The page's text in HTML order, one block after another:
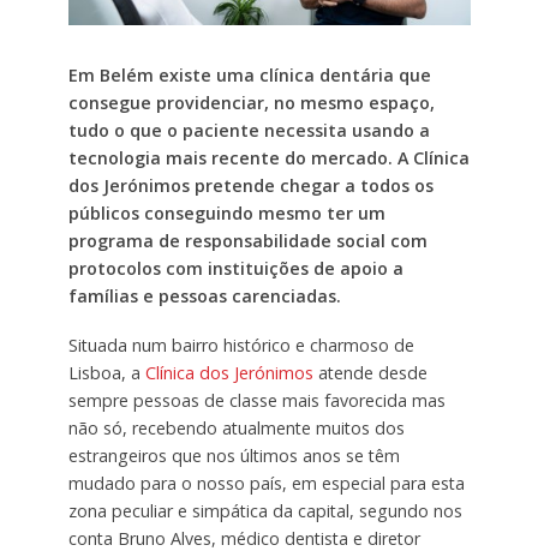
Em Belém existe uma clínica dentária que
consegue providenciar, no mesmo espaço,
tudo o que o paciente necessita usando a
tecnologia mais recente do mercado. A Clínica
dos Jerónimos pretende chegar a todos os
públicos conseguindo mesmo ter um
programa de responsabilidade social com
protocolos com instituições de apoio a
famílias e pessoas carenciadas.
Situada num bairro histórico e charmoso de
Lisboa, a Clínica dos Jerónimos atende desde
sempre pessoas de classe mais favorecida mas
não só, recebendo atualmente muitos dos
estrangeiros que nos últimos anos se têm
mudado para o nosso país, em especial para esta
zona peculiar e simpática da capital, segundo nos
conta Bruno Alves, médico dentista e diretor